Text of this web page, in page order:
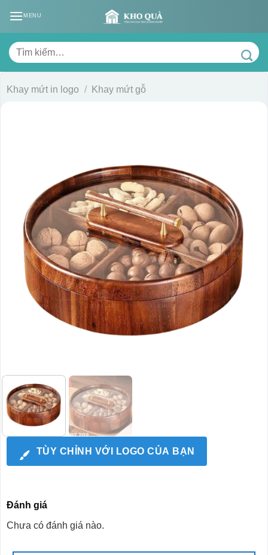
MENU
Tìm
kiếm:
Khay mứt in logo / Khay mứt gỗ
TÙY CHỈNH VỚI LOGO CỦA BẠN
Đánh giá
Chưa có đánh giá nào.